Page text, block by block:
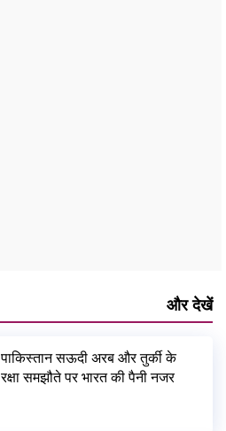
और देखें
पाकिस्तान सऊदी अरब और तुर्की के
रक्षा समझौते पर भारत की पैनी नजर